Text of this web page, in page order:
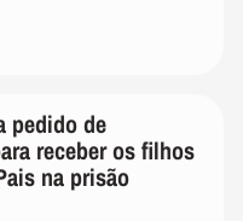
pedido de
receber os filhos
na prisão